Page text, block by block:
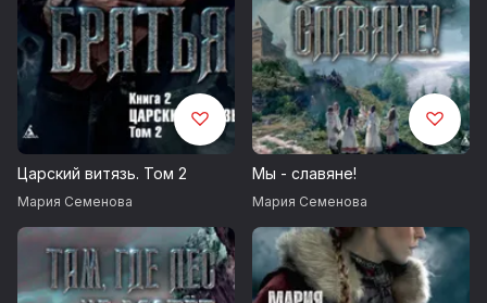
Царский витязь. Том 2
Мария Семенова
Мы - славяне!
Мария Семенова